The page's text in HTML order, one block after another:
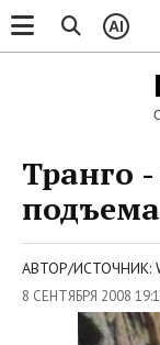
AI
Транго
подъема
АВТОР/ИСТОЧНИК:
8 СЕНТЯБРЯ 2008